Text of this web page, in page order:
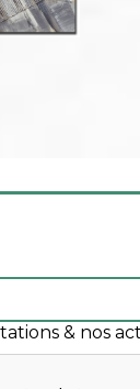
& nos